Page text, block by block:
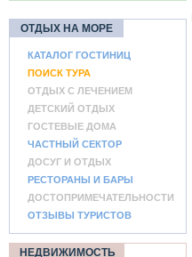
ОТДЫХ НА МОРЕ
КАТАЛОГ ГОСТИНИЦ
ПОИСК ТУРА
ОТДЫХ С ЛЕЧЕНИЕМ
ДЕТСКИЙ ОТДЫХ
ГОСТЕВЫЕ ДОМА
ЧАСТНЫЙ СЕКТОР
ДОСУГ И ОТДЫХ
РЕСТОРАНЫ И БАРЫ
ДОСТОПРИМЕЧАТЕЛЬНОСТИ
ОТЗЫВЫ ТУРИСТОВ
НЕДВИЖИМОСТЬ